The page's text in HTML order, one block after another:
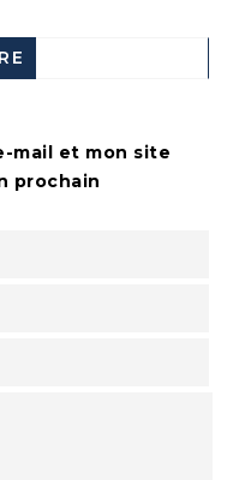
mail et mon site
prochain